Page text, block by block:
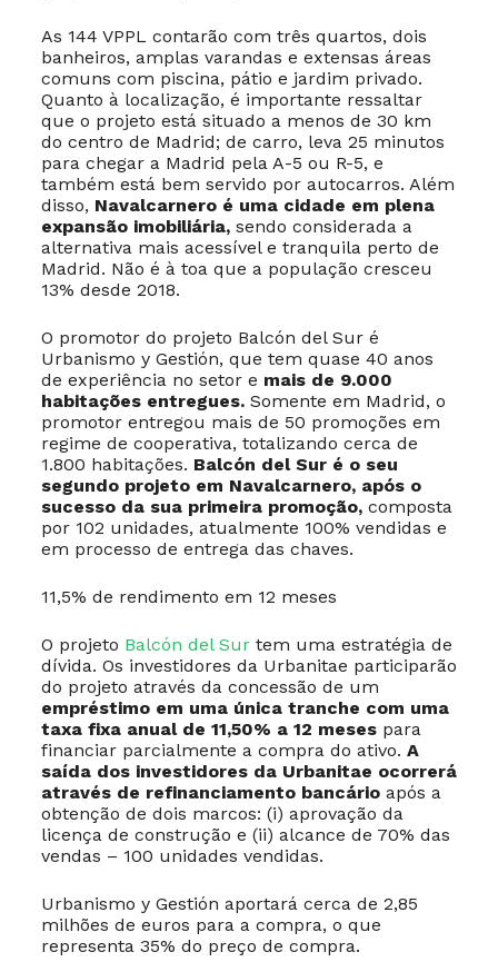
As 144 VPPL contarão com três quartos, dois
banheiros, amplas varandas e extensas áreas
comuns com piscina, pátio e jardim privado.
Quanto à localização, é importante ressaltar
que o projeto está situado a menos de 30 km
do centro de Madrid; de carro, leva 25 minutos
para chegar a Madrid pela A-5 ou R-5, e
também está bem servido por autocarros. Além
disso, Navalcarnero é uma cidade em plena
expansão imobiliária,sendo considerada a
alternativa mais acessível e tranquila perto de
Madrid. Não é à toa que a população cresceu
13% desde 2018.
O promotor do projeto Balcón del Sur é
Urbanismo y Gestión, que tem quase 40 anos
de experiência no setor e mais de 9.000
habitações entregues.Somente em Madrid, o
promotor entregou mais de 50 promoções em
regime de cooperativa, totalizando cerca de
1.800 habitações. Balcón del Sur é o seu
segundo projeto em Navalcarnero, após o
sucesso da sua primeira promoção,composta
por 102 unidades, atualmente 100% vendidas e
em processo de entrega das chaves.
11,5% de rendimento em 12 meses
O projeto Balcón del Surtem uma estratégia de
dívida. Os investidores da Urbanitae participarão
do projeto através da concessão de um
empréstimo em uma única tranche com uma
taxa fixa anual de 11,50% a 12 mesespara
financiar parcialmente a compra do ativo. A
saída dos investidores da Urbanitae ocorrerá
através de refinanciamento bancárioapós a
obtenção de dois marcos: (i) aprovação da
licença de construção e (ii) alcance de 70% das
vendas – 100 unidades vendidas.
Urbanismo y Gestión aportará cerca de 2,85
milhões de euros para a compra, o que
representa 35% do preço de compra.